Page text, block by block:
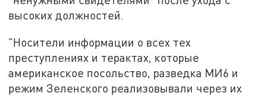
высоких должностей.
"Носители информации о всех тех
преступлениях и терактах, которые
американское посольство, разведка МИ6 и
режим Зеленского реализовывали через их